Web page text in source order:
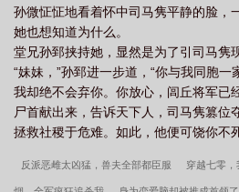
孙微怔怔地看着怀中司马隽平静的脸，
她也想知道为什么。
堂兄孙郅挟持她，显然是为了引司马隽
“妹妹，”孙郅进一步道，“你与我同胞一
我却绝不会弃你。你放心，闾丘将军已
尸首献出来，告诉天下人，司马隽篡位
拯救社稷于危难。如此，他便可饶你不
反派恶雌太凶猛，兽夫全部都臣服 穿越七零，